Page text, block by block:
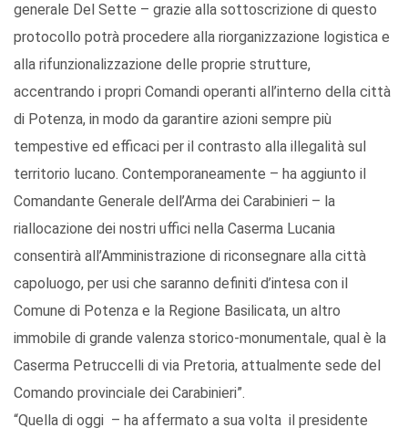
generale Del Sette – grazie alla sottoscrizione di questo
protocollo potrà procedere alla riorganizzazione logistica e
alla rifunzionalizzazione delle proprie strutture,
accentrando i propri Comandi operanti all’interno della città
di Potenza, in modo da garantire azioni sempre più
tempestive ed efficaci per il contrasto alla illegalità sul
territorio lucano. Contemporaneamente – ha aggiunto il
Comandante Generale dell’Arma dei Carabinieri – la
riallocazione dei nostri uffici nella Caserma Lucania
consentirà all’Amministrazione di riconsegnare alla città
capoluogo, per usi che saranno definiti d’intesa con il
Comune di Potenza e la Regione Basilicata, un altro
immobile di grande valenza storico-monumentale, qual è la
Caserma Petruccelli di via Pretoria, attualmente sede del
Comando provinciale dei Carabinieri”.
“Quella di oggi – ha affermato a sua volta il presidente